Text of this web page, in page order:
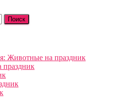
Животные на праздник
праздник